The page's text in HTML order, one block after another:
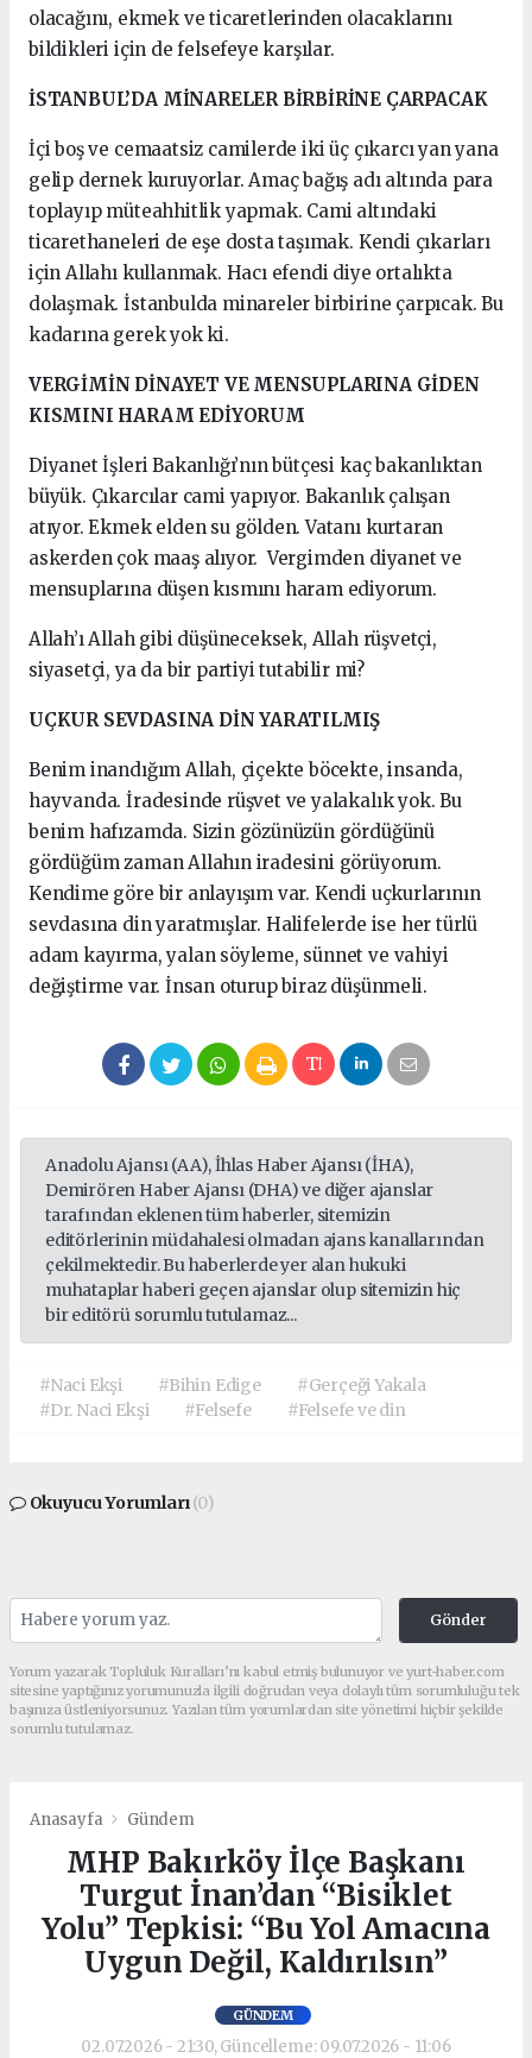
olacağını, ekmek ve ticaretlerinden olacaklarını
bildikleri için de felsefeye karşılar.
İSTANBUL’DA MİNARELER BİRBİRİNE ÇARPACAK
İçi boş ve cemaatsiz camilerde iki üç çıkarcı yan yana
gelip dernek kuruyorlar. Amaç bağış adı altında para
toplayıp müteahhitlik yapmak. Cami altındaki
ticarethaneleri de eşe dosta taşımak. Kendi çıkarları
için Allahı kullanmak. Hacı efendi diye ortalıkta
dolaşmak. İstanbulda minareler birbirine çarpıcak. Bu
kadarına gerek yok ki.
VERGİMİN DİNAYET VE MENSUPLARINA GİDEN
KISMINI HARAM EDİYORUM
Diyanet İşleri Bakanlığı’nın bütçesi kaç bakanlıktan
büyük. Çıkarcılar cami yapıyor. Bakanlık çalışan
atıyor. Ekmek elden su gölden. Vatanı kurtaran
askerden çok maaş alıyor. Vergimden diyanet ve
mensuplarına düşen kısmını haram ediyorum.
Allah’ı Allah gibi düşüneceksek, Allah rüşvetçi,
siyasetçi, ya da bir partiyi tutabilir mi?
UÇKUR SEVDASINA DİN YARATILMIŞ
Benim inandığım Allah, çiçekte böcekte, insanda,
hayvanda. İradesinde rüşvet ve yalakalık yok. Bu
benim hafızamda. Sizin gözünüzün gördüğünü
gördüğüm zaman Allahın iradesini görüyorum.
Kendime göre bir anlayışım var. Kendi uçkurlarının
sevdasına din yaratmışlar. Halifelerde ise her türlü
adam kayırma, yalan söyleme, sünnet ve vahiyi
değiştirme var. İnsan oturup biraz düşünmeli.
Anadolu Ajansı (AA), İhlas Haber Ajansı (İHA),
Demirören Haber Ajansı (DHA) ve diğer ajanslar
tarafından eklenen tüm haberler, sitemizin
editörlerinin müdahalesi olmadan ajans kanallarından
çekilmektedir. Bu haberlerde yer alan hukuki
muhataplar haberi geçen ajanslar olup sitemizin hiç
bir editörü sorumlu tutulamaz...
#Naci Ekşi #Bihin Edige
#Gerçeği Yakala
#Dr. Naci Ekşi
#Felsefe #Felsefe ve din
Okuyucu Yorumları(0)
Gönder
Yorum yazarak Topluluk Kuralları’nı kabul etmiş bulunuyor ve yurt-haber.com
sitesine yaptığınız yorumunuzla ilgili doğrudan veya dolaylı tüm sorumluluğu tek
başınıza üstleniyorsunuz. Yazılan tüm yorumlardan site yönetimi hiçbir şekilde
sorumlu tutulamaz.
Anasayfa Gündem
MHP Bakırköy İlçe Başkanı
Turgut İnan’dan “Bisiklet
Yolu” Tepkisi: “Bu Yol Amacına
Uygun Değil, Kaldırılsın”
GÜNDEM
02.07.2026 - 21:30, Güncelleme: 09.07.2026 - 11:06